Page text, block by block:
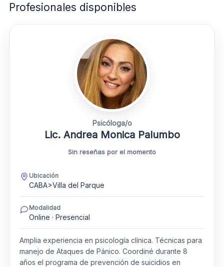
Profesionales disponibles
Psicóloga/o
Lic. Andrea Monica Palumbo
Sin reseñas por el momento
Ubicación
CABA>Villa del Parque
Modalidad
Online · Presencial
Amplia experiencia en psicología clínica. Técnicas para
manejo de Ataques de Pánico. Coordiné durante 8
años el programa de prevención de suicidios en